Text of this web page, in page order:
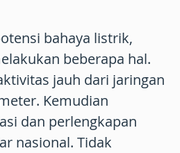
bahaya listrik,
beberapa hal.
jauh dari jaringan
Kemudian
dan perlengkapan
nasional. Tidak